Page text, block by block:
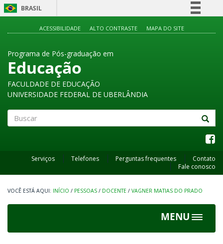
BRASIL
Canais
ACESSIBILIDADE ALTO CONTRASTE MAPA DO SITE
Programa de Pós-graduação em
Educação
FACULDADE DE EDUCAÇÃO
UNIVERSIDADE FEDERAL DE UBERLÂNDIA
Serviços Telefones Perguntas frequentes
Contato
Fale conosco
INÍCIO / PESSOAS / DOCENTE / VAGNER MATIAS DO PRADO
MENU
Toggle